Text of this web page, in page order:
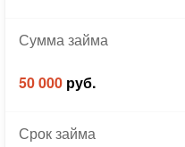
Суммазайма
50 000 руб.
Срокзайма